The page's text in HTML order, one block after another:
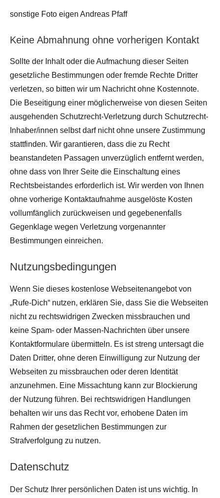
sonstige Foto eigen Andreas Pfaff
Keine Abmahnung ohne vorherigen Kontakt
Sollte der Inhalt oder die Aufmachung dieser Seiten
gesetzliche Bestimmungen oder fremde Rechte Dritter
verletzen, so bitten wir um Nachricht ohne Kostennote.
Die Beseitigung einer möglicherweise von diesen Seiten
ausgehenden Schutzrecht-Verletzung durch Schutzrecht-
Inhaber/innen selbst darf nicht ohne unsere Zustimmung
stattfinden. Wir garantieren, dass die zu Recht
beanstandeten Passagen unverzüglich entfernt werden,
ohne dass von Ihrer Seite die Einschaltung eines
Rechtsbeistandes erforderlich ist. Wir werden von Ihnen
ohne vorherige Kontaktaufnahme ausgelöste Kosten
vollumfänglich zurückweisen und gegebenenfalls
Gegenklage wegen Verletzung vorgenannter
Bestimmungen einreichen.
Nutzungsbedingungen
Wenn Sie dieses kostenlose Webseitenangebot von
„Rufe-Dich“ nutzen, erklären Sie, dass Sie die Webseiten
nicht zu rechtswidrigen Zwecken missbrauchen und
keine Spam- oder Massen-Nachrichten über unsere
Kontaktformulare übermitteln. Es ist streng untersagt die
Daten Dritter, ohne deren Einwilligung zur Nutzung der
Webseiten zu missbrauchen oder deren Identität
anzunehmen. Eine Missachtung kann zur Blockierung
der Nutzung führen. Bei rechtswidrigen Handlungen
behalten wir uns das Recht vor, erhobene Daten im
Rahmen der gesetzlichen Bestimmungen zur
Strafverfolgung zu nutzen.
Datenschutz
Der Schutz Ihrer persönlichen Daten ist uns wichtig. In